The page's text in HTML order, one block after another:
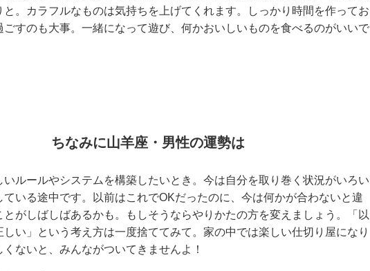
と。カラフルなものは気持ちを上げてくれます。しっかり時間を作ってお
ごすのも大事。一緒になって遊び、何かおいしいものを食べるのがいいで
ちなみに山羊座・男性の運勢は
いルールやシステムを構築したいとき。今は自分を取り巻く状況がいろい
ている途中です。以前はこれでOKだったのに、今は何かが合わないと違
とがしばしばあるかも。もしそうならやりかたの方を変えましょう。「以
しい」という考え方は一度捨ててみて。家の中では楽しい仕切り屋になり
くないと、みんながついてきませんよ！